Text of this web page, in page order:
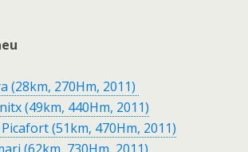
(28km, 270Hm, 2011)
(49km, 440Hm, 2011)
(51km, 470Hm, 2011)